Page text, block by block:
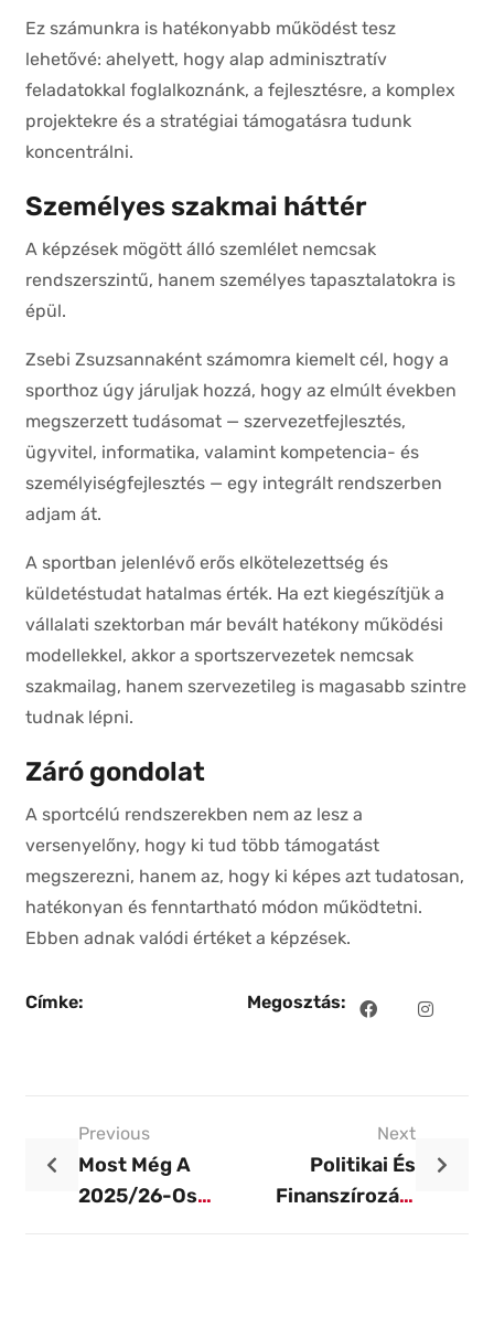
Ez számunkra is hatékonyabb működést tesz
lehetővé: ahelyett, hogy alap adminisztratív
feladatokkal foglalkoznánk, a fejlesztésre, a komplex
projektekre és a stratégiai támogatásra tudunk
koncentrálni.
Személyes szakmai háttér
A képzések mögött álló szemlélet nemcsak
rendszerszintű, hanem személyes tapasztalatokra is
épül.
Zsebi Zsuzsannaként számomra kiemelt cél, hogy a
sporthoz úgy járuljak hozzá, hogy az elmúlt években
megszerzett tudásomat — szervezetfejlesztés,
ügyvitel, informatika, valamint kompetencia- és
személyiségfejlesztés — egy integrált rendszerben
adjam át.
A sportban jelenlévő erős elkötelezettség és
küldetéstudat hatalmas érték. Ha ezt kiegészítjük a
vállalati szektorban már bevált hatékony működési
modellekkel, akkor a sportszervezetek nemcsak
szakmailag, hanem szervezetileg is magasabb szintre
tudnak lépni.
Záró gondolat
A sportcélú rendszerekben nem az lesz a
versenyelőny, hogy ki tud több támogatást
megszerezni, hanem az, hogy ki képes azt tudatosan,
hatékonyan és fenntartható módon működtetni.
Ebben adnak valódi értéket a képzések.
Címke: Megosztás:
Previous
Most Még A
2025/26-Os
Next
Politikai És
Finanszírozási